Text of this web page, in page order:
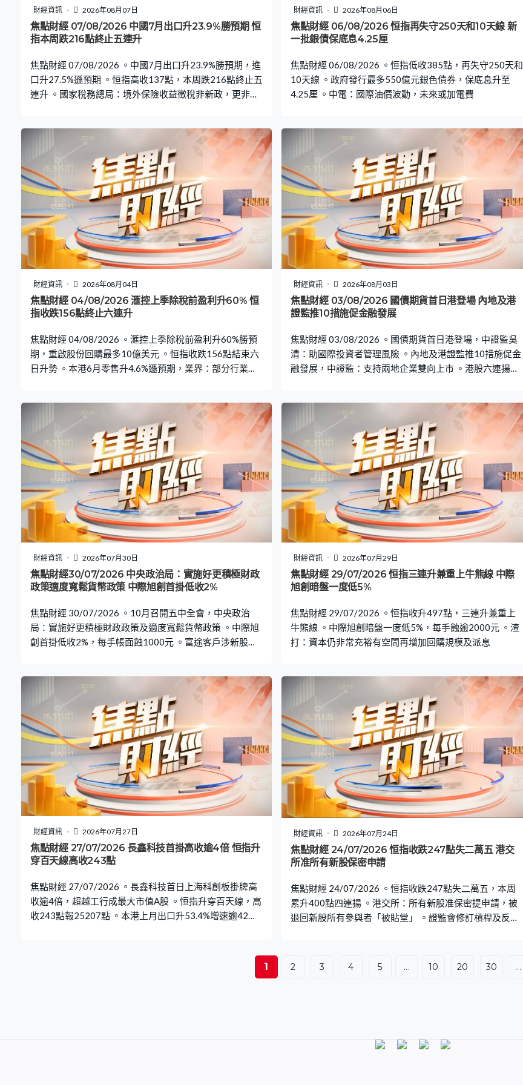
財經資訊 2026年08月07日
焦點財經 07/08/2026 中國7月出口升23.9%勝預期 恒
指本周跌216點終止五連升
焦點財經 07/08/2026 。中國7月出口升23.9%勝預期，進
口升27.5%遜預期 。恒指高收137點，本周跌216點終止五
連升 。國家稅務總局：境外保險收益徵稅非新政，更非針
財經資訊 2026年08月06日
焦點財經 06/08/2026 恒指再失守250天和10天線 新
一批銀債保底息4.25厘
焦點財經 06/08/2026 。恒指低收385點，再失守250天和
10天線 。政府發行最多550億元銀色債券，保底息升至
4.25厘 。中電：國際油價波動，未來或加電費
財經資訊 2026年08月04日
焦點財經 04/08/2026 滙控上季除稅前盈利升60% 恒
指收跌156點終止六連升
焦點財經 04/08/2026 。滙控上季除稅前盈利升60%勝預
期，重啟股份回購最多10億美元 。恒指收跌156點結束六
日升勢 。本港6月零售升4.6%遜預期，業界：部分行業
財經資訊 2026年08月03日
焦點財經 03/08/2026 國債期貨首日港登場 內地及港
證監推10措施促金融發展
焦點財經 03/08/2026 。國債期貨首日港登場，中證監吳
清：助國際投資者管理風險 。內地及港證監推10措施促金
融發展，中證監：支持兩地企業雙向上市 。港股六連揚，
財經資訊 2026年07月30日
焦點財經30/07/2026 中央政治局：實施好更積極財政
政策適度寬鬆貨幣政策 中際旭創首掛低收2%
焦點財經 30/07/2026 。10月召開五中全會，中央政治
局：實施好更積極財政政策及適度寬鬆貨幣政策 。中際旭
創首掛低收2%，每手帳面蝕1000元 。富途客戶涉新股欺
財經資訊 2026年07月29日
焦點財經 29/07/2026 恒指三連升兼重上牛熊線 中際
旭創暗盤一度低5%
焦點財經 29/07/2026 。恒指收升497點，三連升兼重上
牛熊線 。中際旭創暗盤一度低5%，每手蝕逾2000元 。渣
打：資本仍非常充裕有空間再增加回購規模及派息
財經資訊 2026年07月27日
焦點財經 27/07/2026 長鑫科技首掛高收逾4倍 恒指升
穿百天線高收243點
焦點財經 27/07/2026 。長鑫科技首日上海科創板掛牌高
收逾4倍，超越工行成最大市值A股 。恒指升穿百天線，高
收243點報25207點 。本港上月出口升53.4%增速逾42年
財經資訊 2026年07月24日
焦點財經 24/07/2026 恒指收跌247點失二萬五 港交
所准所有新股保密申請
焦點財經 24/07/2026 。恒指收跌247點失二萬五，本周
累升400點四連揚 。港交所：所有新股准保密提申請，被
退回新股所有參與者「被貼堂」 。證監會修訂槓桿及反向
1 2 3 4 5 ... 10 20 30 ...